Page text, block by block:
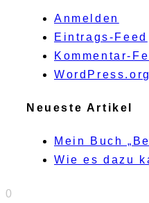
Anmelden
Eintrags-Feed
Kommentar-
WordPress.org
Neueste Artikel
Mein Buch
Wie es dazu
0